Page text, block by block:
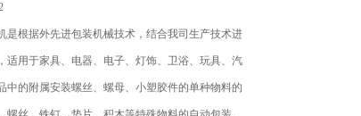
是根据外先进包装机械技术，结合我司生产技术进
适用于家具、电器、电子、灯饰、卫浴、玩具、汽
中的附属安装螺丝、螺母、小塑胶件的单种物料的